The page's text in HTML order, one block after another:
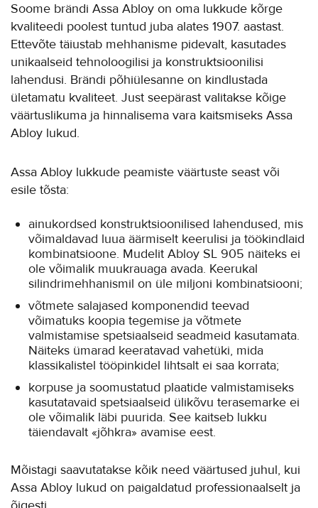
Soome brändi Assa Abloy on oma lukkude kõrge
kvaliteedi poolest tuntud juba alates 1907. aastast.
Ettevõte täiustab mehhanisme pidevalt, kasutades
unikaalseid tehnoloogilisi ja konstruktsioonilisi
lahendusi. Brändi põhiülesanne on kindlustada
ületamatu kvaliteet. Just seepärast valitakse kõige
väärtuslikuma ja hinnalisema vara kaitsmiseks Assa
Abloy lukud.
Assa Abloy lukkude peamiste väärtuste seast või
esile tõsta:
ainukordsed konstruktsioonilised lahendused, mis
võimaldavad luua äärmiselt keerulisi ja töökindlaid
kombinatsioone. Mudelit Abloy SL 905 näiteks ei
ole võimalik muukrauaga avada. Keerukal
silindrimehhanismil on üle miljoni kombinatsiooni;
võtmete salajased komponendid teevad
võimatuks koopia tegemise ja võtmete
valmistamise spetsiaalseid seadmeid kasutamata.
Näiteks ümarad keeratavad vahetüki, mida
klassikalistel tööpinkidel lihtsalt ei saa korrata;
korpuse ja soomustatud plaatide valmistamiseks
kasutatavaid spetsiaalseid ülikõvu terasemarke ei
ole võimalik läbi puurida. See kaitseb lukku
täiendavalt «jõhkra» avamise eest.
Mõistagi saavutatakse kõik need väärtused juhul, kui
Assa Abloy lukud on paigaldatud professionaalselt ja